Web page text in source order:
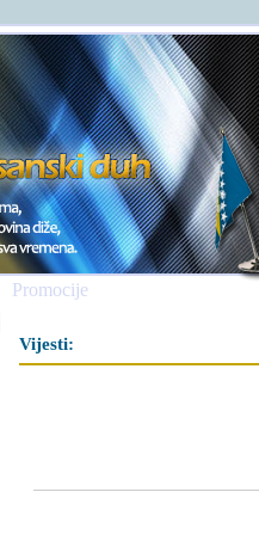
Promocije
Vijesti: